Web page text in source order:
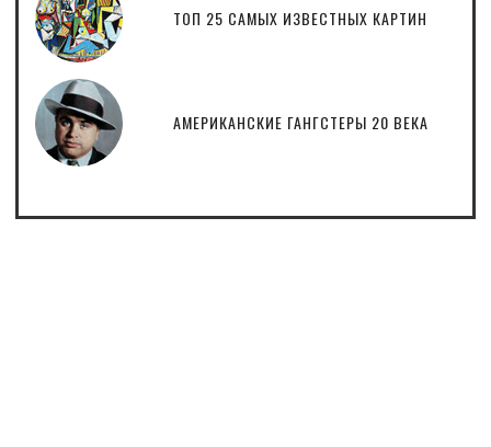
ТОП 25 САМЫХ ИЗВЕСТНЫХ КАРТИН
АМЕРИКАНСКИЕ ГАНГСТЕРЫ 20 ВЕКА